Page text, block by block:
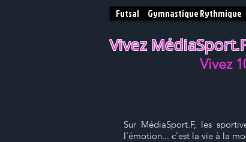
Vivez
Vivez
Futsal Gymnastique Rythmique
Sur MédiaSport.F, les
l'émotion... c'est la vie à la